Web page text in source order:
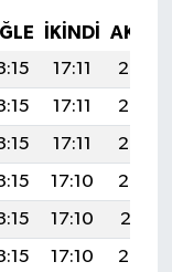
İKINDI
17:11
20:34
17:11
20:33
17:11
20:32
17:10
20:32
17:10
20:31
17:10
20:30